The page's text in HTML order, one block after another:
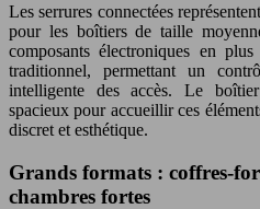
Les serrures connectées
pour les boîtiers de taille
composants électroniques en
traditionnel, permettant un
intelligente des accès. Le
spacieux pour accueillir ces
discret et esthétique.
Grands formats : coffres-
chambres fortes